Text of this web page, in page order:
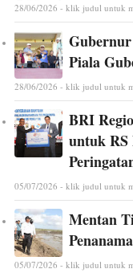
28/06/2026 - klik judul untuk
Piala
28/06/2026 - klik judul untuk
BRI
untuk RS
05/07/2026 - klik judul untuk
Mentan
05/07/2026 - klik judul untuk